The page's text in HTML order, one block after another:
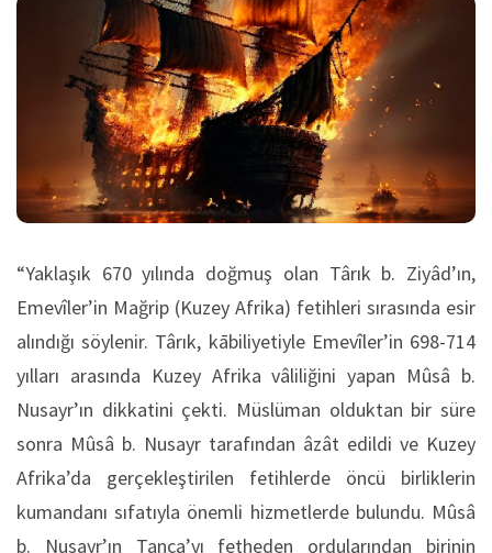
“Yaklaşık 670 yılında doğmuş olan Târık b. Ziyâd’ın,
Emevîler’in Mağrip (Kuzey Afrika) fetihleri sırasında esir
alındığı söylenir. Târık, kābiliyetiyle Emevîler’in 698-714
yılları arasında Kuzey Afrika vâliliğini yapan Mûsâ b.
Nusayr’ın dikkatini çekti. Müslüman olduktan bir süre
sonra Mûsâ b. Nusayr tarafından âzât edildi ve Kuzey
Afrika’da gerçekleştirilen fetihlerde öncü birliklerin
kumandanı sıfatıyla önemli hizmetlerde bulundu. Mûsâ
b. Nusayr’ın Tanca’yı fetheden ordularından birinin